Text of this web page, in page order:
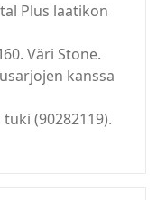
Plus laatikon
Väri Stone.
kanssa
(90282119).